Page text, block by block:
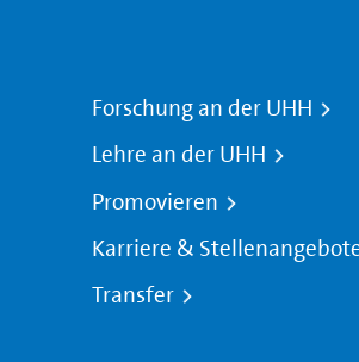
Forschung an der UHH
Lehre an der UHH
Promovieren
Karriere &
Transfer